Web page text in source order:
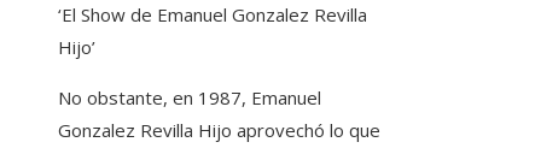
‘El Show de Emanuel Gonzalez Revilla
Hijo’
No obstante, en 1987, Emanuel
Gonzalez Revilla Hijo aprovechó lo que